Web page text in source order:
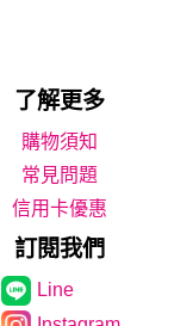
了解更多
購物須知
常見問題
信用卡優惠
訂閱我們
Line